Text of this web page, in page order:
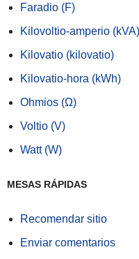
Faradio (F)
Kilovoltio-amperio (kVA)
Kilovatio (kilovatio)
Kilovatio-hora (kWh)
Ohmios (Ω)
Voltio (V)
Watt (W)
MESAS RÁPIDAS
Recomendar sitio
Enviar comentarios